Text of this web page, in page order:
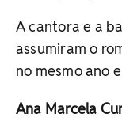
A cantora e a
assumiram o
no mesmo ano
Ana Marcela